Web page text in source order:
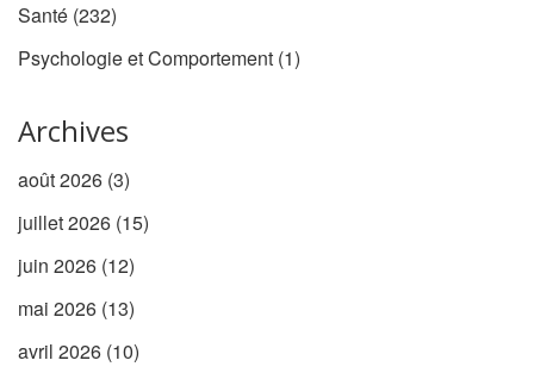
Santé (232)
Psychologie et Comportement (1)
Archives
août 2026 (3)
juillet 2026 (15)
juin 2026 (12)
mai 2026 (13)
avril 2026 (10)